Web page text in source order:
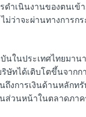
ำเนินงานของตนเข้
ม่ว่าจะผ่านทางการ
นในประเทศไทยมา
ษัทได้เติบโตขึ้นจาก
ถึงการเงินด้านหลักท
ส่วนหน้าในตลาดภา